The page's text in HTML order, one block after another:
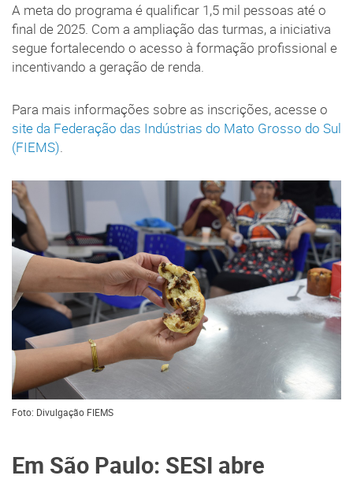
A meta do programa é qualificar 1,5 mil pessoas até o
final de 2025. Com a ampliação das turmas, a iniciativa
segue fortalecendo o acesso à formação profissional e
incentivando a geração de renda.
Para mais informações sobre as inscrições, acesse o
site da Federação das Indústrias do Mato Grosso do Sul
(FIEMS).
Foto: Divulgação FIEMS
Em São Paulo: SESI abre